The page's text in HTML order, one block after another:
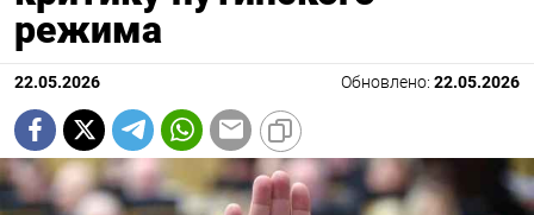
режима
22.05.2026 Обновлено: 22.05.2026